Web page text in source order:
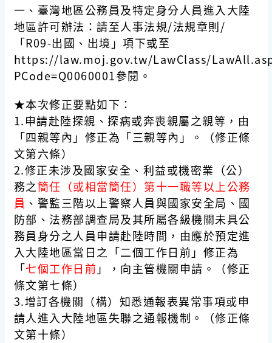
一、 臺灣地區公務員及特定身分人員進入大陸
地區許可辦法 ：請至人事法規/法規章則/
「R09-出國、出境」項下或至
https://law.moj.gov.tw/LawClass/
PCode=Q0060001參閱。
★本次修正要點如下：
1.申請赴陸探親、探病或奔喪親屬之親等，由
「四親等內」修正為「三親等內」。（修正條
文第六條）
2.修正未涉及國家安全、利益或機密業（公）
務之簡任（或相當簡任）第十一職等以上公務
員 、警監三階以上警察人員與國家安全局、國
防部、法務部調查局及其所屬各級機關未具公
務員身分之人員申請赴陸時間，由應於預定進
入大陸地區當日之「二個工作日前」修正為
「七個工作日前 」，向主管機關申請。（修正
條文第七條）
3.增訂各機關（構）知悉通報表異常事項或申
請人進入大陸地區失聯之通報機制。（修正條
文第十條）